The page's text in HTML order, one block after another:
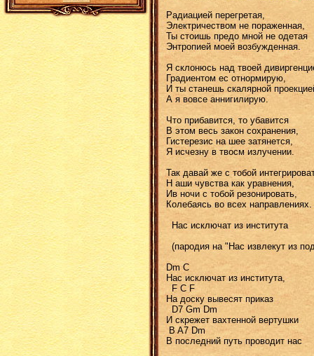
Радиацией перегретая,
Электричеством не пораженная,
Ты стоишь предо мной не одетая
Энтропией моей возбужденная.
Я склонюсь над твоей
Градиентом ес отнормирую,
И ты станешь скалярной
А я вовсе аннигилирую.
Что прибавится, то убавится
В этом весь закон сохранения,
Гистерезис на шее затянется,
Я исчезну в твосм излучении.
Так давай же с тобой
H аши чувства как уравнения,
Ив ночи с тобой резонировать,
Колебаясь во всех направлениях.
Нас исключат из института
(пародия на "Нас извлекут из
Dm C
Нас исключат из института,
F C F
На доску вывесят приказ
D7 Gm Dm
И скрежет вахтенной вертушки
B A7 Dm
В последний путь проводит нас